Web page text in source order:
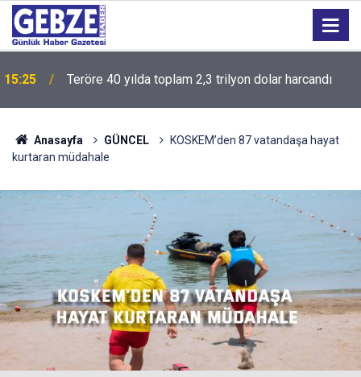
15:25 Teröre 40 yılda toplam 2,3 trilyon dolar harcandı
15:23 Altının değerini ayar, gram ve işçilik belirliyor
Anasayfa GÜNCEL
KOSKEM’den 87 vatandaşa hayat
kurtaran müdahale